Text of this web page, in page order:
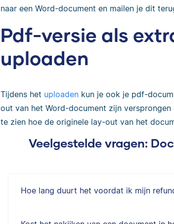
naar een Word-document en mailen je dit
Pdf-versie als
uploaden
Tijdens het uploadenkun je ook je pdf-
out van het Word-document zijn
te zien hoe de originele lay-out van het
Veelgestelde vragen:
Hoe lang duurt het voordat ik mijn